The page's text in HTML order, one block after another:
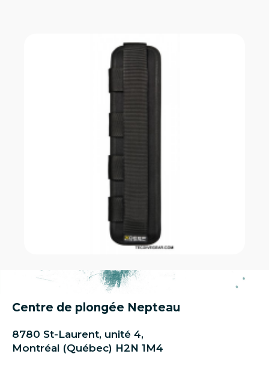
Centre de plongée Nepteau
8780 St-Laurent, unité 4,
Montréal (Québec) H2N 1M4